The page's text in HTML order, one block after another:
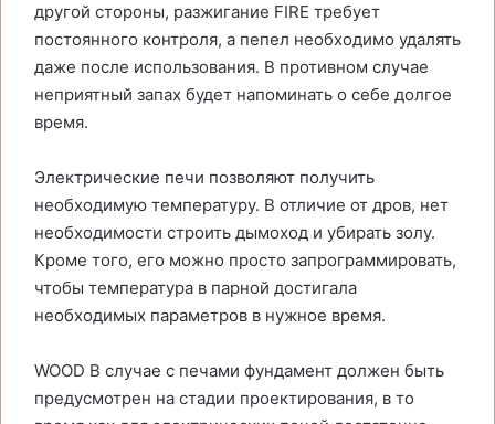
другой стороны, разжигание FIRE требует
постоянного контроля, а пепел необходимо удалять
даже после использования. В противном случае
неприятный запах будет напоминать о себе долгое
время.
Электрические печи позволяют получить
необходимую температуру. В отличие от дров, нет
необходимости строить дымоход и убирать золу.
Кроме того, его можно просто запрограммировать,
чтобы температура в парной достигала
необходимых параметров в нужное время.
WOOD В случае с печами фундамент должен быть
предусмотрен на стадии проектирования, в то